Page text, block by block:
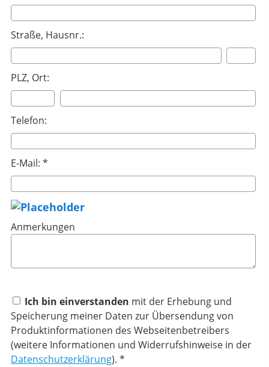
Straße, Hausnr.:
PLZ, Ort:
Telefon:
E-Mail: *
Anmerkungen
Ich bin einverstanden mit der Erhebung und
Speicherung meiner Daten zur Übersendung von
Produktinformationen des Webseitenbetreibers
(weitere Informationen und Widerrufshinweise in der
Datenschutzerklärung). *